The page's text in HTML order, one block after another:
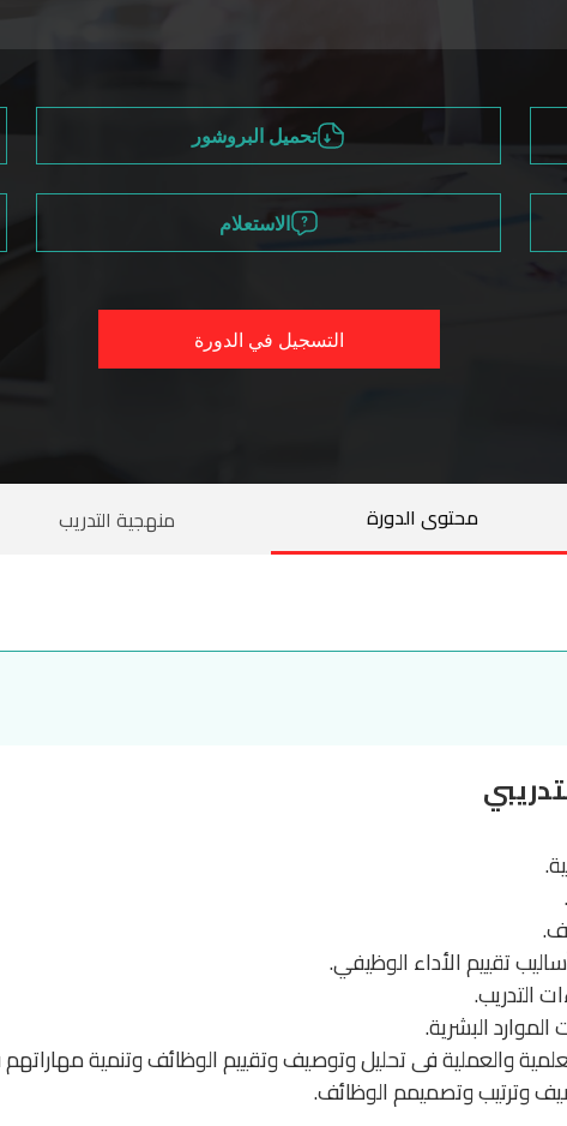
تحميل البروشور
الاستعلام
التسجيل في الدورة
محتوى الدورة منهجية التدريب
تقييم الأداء الوظيفي.
التدريب.
البشرية.
والعملية فى تحليل وتوصيف وتقييم الوظائف وتنمية
وترتيب وتصميمم الوظائف.